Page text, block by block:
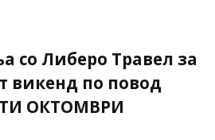
со Либеро Травел за
викенд по повод
ТИ ОКТОМВРИ